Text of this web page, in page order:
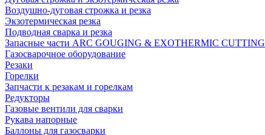
Воздушно-дуговая строжка и резка
Экзотермическая резка
Подводная сварка и резка
Запасные части ARC GOUGING & EXOTHERMIC CUTTING
Газосварочное оборудование
Резаки
Горелки
Запчасти к резакам и горелкам
Редукторы
Газовые вентили для сварки
Рукава напорные
Баллоны для газосварки